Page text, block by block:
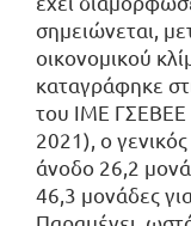
σημειώνεται,
οικονομικού
καταγράφηκε
του ΙΜΕ ΓΣΕΒΕΕ
2021), ο
άνοδο 26,2
46,3 μονάδες